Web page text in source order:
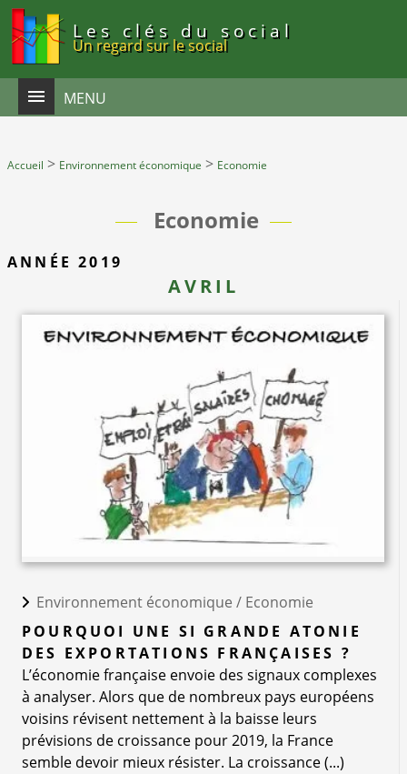
Les clés du social
Un regard sur le social
MENU
Accueil > Environnement économique > Economie
Economie
ANNÉE 2019
AVRIL
Environnement économique / Economie
POURQUOI UNE SI GRANDE ATONIE
DES EXPORTATIONS FRANÇAISES ?
L’économie française envoie des signaux complexes
à analyser. Alors que de nombreux pays européens
voisins révisent nettement à la baisse leurs
prévisions de croissance pour 2019, la France
semble devoir mieux résister. La croissance (...)
Panneau de gestion des cookies